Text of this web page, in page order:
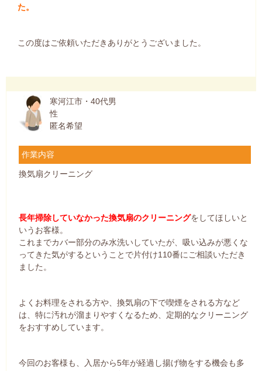
た。
この度はご依頼いただきありがとうございました。
寒河江市・40代男
性
匿名希望
作業内容
換気扇クリーニング
長年掃除していなかった換気扇のクリーニングをしてほしいと
いうお客様。
これまでカバー部分のみ水洗いしていたが、吸い込みが悪くな
ってきた気がするということで片付け110番にご相談いただき
ました。
よくお料理をされる方や、換気扇の下で喫煙をされる方など
は、特に汚れが溜まりやすくなるため、定期的なクリーニング
をおすすめしています。
今回のお客様も、入居から5年が経過し揚げ物をする機会も多